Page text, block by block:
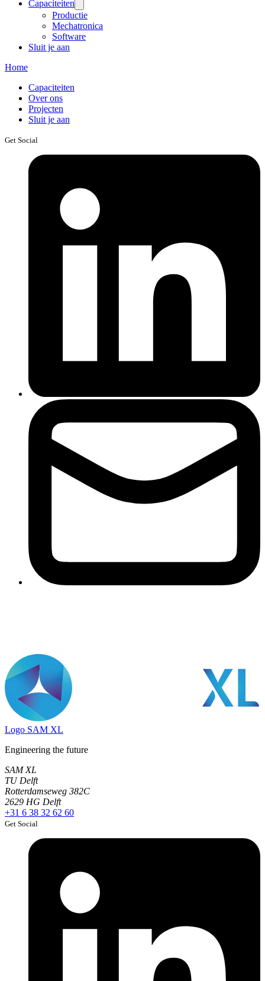
Capaciteiten
Productie
Mechatronica
Software
Sluit je aan
Home
Capaciteiten
Over ons
Projecten
Sluit je aan
Get Social
Logo SAM XL
Engineering the future
SAM XL
TU Delft
Rotterdamseweg 382C
2629 HG Delft
+31 6 38 32 62 60
Get Social